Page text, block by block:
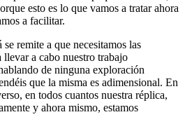
esto es lo que vamos a tratar ahora
a facilitar.
remite a que necesitamos las
llevar a cabo nuestro trabajo
de ninguna exploración
que la misma es adimensional. En
en todos cuantos nuestra réplica,
y ahora mismo, estamos